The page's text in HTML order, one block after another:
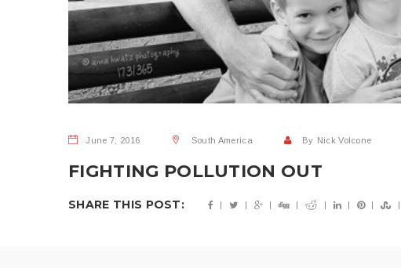
June 7, 2016 South America By Nick Volcone
FIGHTING POLLUTION OUT
SHARE THIS POST: